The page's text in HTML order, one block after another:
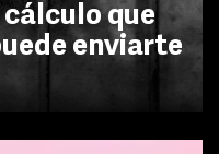
que
enviarte